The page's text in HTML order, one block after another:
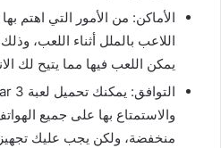
الأماكن: من الأمور التي اهتم
اللاعب بالملل أثناء اللعب،
يمكن اللعب فيها مما يتيح لك
والاستمتاع بها على جميع
منخفضة، ولكن يجب عليك